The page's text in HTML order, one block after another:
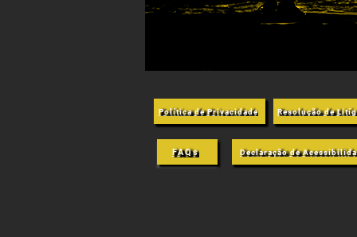
Política de Privacidade
FAQs Declaração de
Resolução de